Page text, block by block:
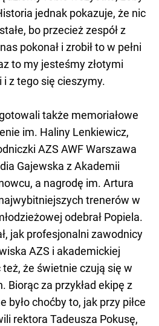
jednak pokazuje, że nic
bo przecież zespół z
pokonał i zrobił to w pełni
to my jesteśmy złotymi
z tego się cieszymy.
także memoriałowe
im. Haliny Lenkiewicz,
AZS AWF Warszawa
Gajewska z Akademii
a nagrodę im. Artura
trenerów w
odebrał Popiela.
jak profesjonalni zawodnicy
AZS i akademickiej
że świetnie czują się w
Biorąc za przykład ekipę z
było choćby to, jak przy piłce
rektora Tadeusza Pokusę,